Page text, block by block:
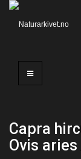
Capra
Ovis aries